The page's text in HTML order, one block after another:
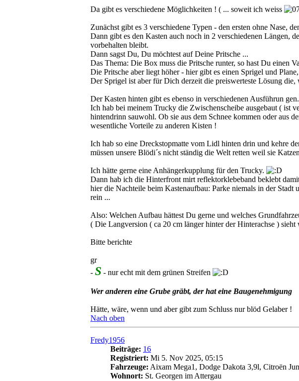
Da gibt es verschiedene Möglichkeiten ! ( ... soweit ich weiss
Zunächst gibt es 3 verschiedene Typen - den ersten ohne Nase,
Dann gibt es den Kasten auch noch in 2 verschiedenen Längen,
vorbehalten bleibt.
Dann sagst Du, Du möchtest auf Deine Pritsche ...
Das Thema: Die Box muss die Pritsche runter, so hast Du einen
Die Pritsche aber liegt höher - hier gibt es einen Sprigel und
Der Sprigel ist aber für Dich derzeit die preiswerteste Lösung
Der Kasten hinten gibt es ebenso in verschiedenen Ausführun
Ich hab bei meinem Trucky die Zwischenscheibe ausgebaut ( ist
hintendrinn sauwohl. Ob sie aus dem Schnee kommen oder aus
wesentliche Vorteile zu anderen Kisten !
Ich hab so eine Dreckstopmatte vom Lidl hinten drin und kehre
müssen unsere Blödi´s nicht ständig die Welt retten weil sie
Ich hätte gerne eine Anhängerkupplung für den Trucky.
Dann hab ich die Hinterfront mirt reflektorklebeband beklebt
hier die Nachteile beim Kastenaufbau: Parke niemals in der
rein ...
Also: Welchen Aufbau hättest Du gerne und welches
( Die Langversion ( ca 20 cm länger hinter der Hinterachse )
Bitte berichte
gr
- S - nur echt mit dem grünen Streifen
Wer anderen eine Grube gräbt, der hat eine Baugenehmigung
Hätte, wäre, wenn und aber gibt zum Schluss nur blöd Gelaber !
Nach oben
Fredy1956
Beiträge: 16
Registriert: Mi 5. Nov 2025, 05:15
Fahrzeuge: Aixam Mega1, Dodge Dakota 3,9l, Citroën
Wohnort: St. Georgen im Attergau